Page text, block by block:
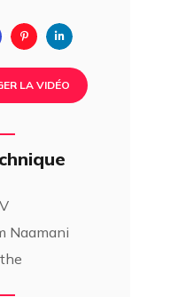
FacebookPinterest
LA VIDÉO
Naamani